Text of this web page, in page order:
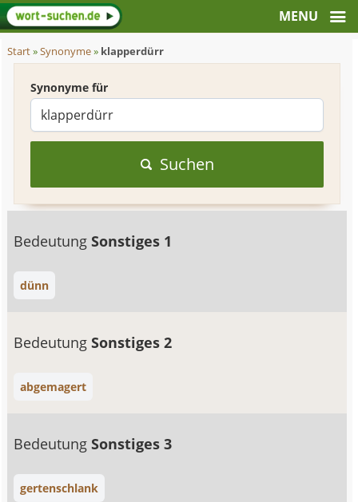
Start»Synonyme» klapperdürr
Synonyme für
Suchen
BedeutungSonstiges 1
dünn
BedeutungSonstiges 2
abgemagert
BedeutungSonstiges 3
gertenschlank